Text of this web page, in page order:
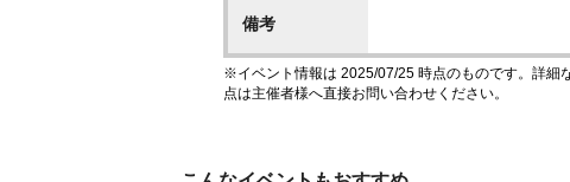
備考
※イベント情報は 2025/07/25 時点のものです。詳細
点は主催者様へ直接お問い合わせください。